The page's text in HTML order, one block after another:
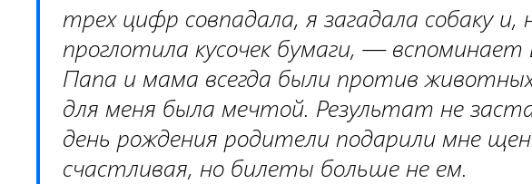
трех цифр совпадала, я загадала собаку и,
проглотила кусочек бумаги, —
Папа и мама всегда были против
для меня была мечтой. Результат не
день рождения родители подарили мне
счастливая, но билеты больше не ем.